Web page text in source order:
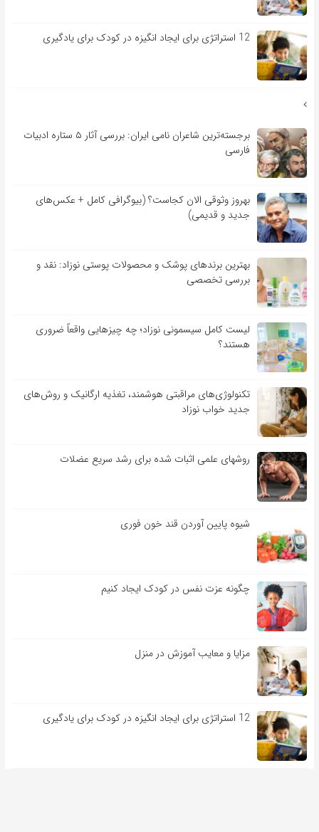
12 استراتژی برای ایجاد انگیزه در کودک برای یادگیری
برجسته‌ترین شاعران نامی ایران: بررسی آثار ۵ ستاره ادبیات
فارسی
بهروز وثوقی الان کجاست؟ (بیوگرافی کامل + عکس‌های
جدید و قدیمی)
بهترین برندهای پوشک و محصولات پوستی نوزاد: نقد و
بررسی تخصصی
لیست کامل سیسمونی نوزاد؛ چه چیزهایی واقعاً ضروری
هستند؟
تکنولوژی‌های مراقبتی هوشمند، تغذیه ارگانیک و روش‌های
جدید خواب نوزاد
روشهای علمی اثبات شده برای رشد سریع عضلات
شیوه پایین آوردن قند خون فوری
چگونه عزت نفس در کودک ایجاد کنیم
مزایا و معایب آموزش در منزل
12 استراتژی برای ایجاد انگیزه در کودک برای یادگیری